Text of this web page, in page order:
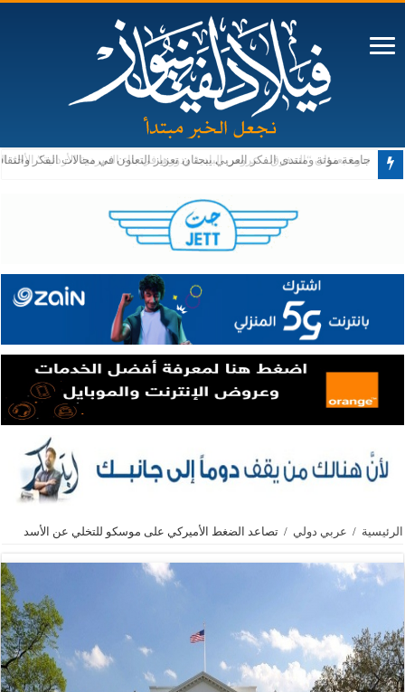
جامعة مؤتة ومنتدى الفكر العربي يبحثان تعزيز التعاون في مجالات الفكر
الرئيسية / عربي دولي / تصاعد الضغط الأميركي على موسكو للتخلي عن الأسد